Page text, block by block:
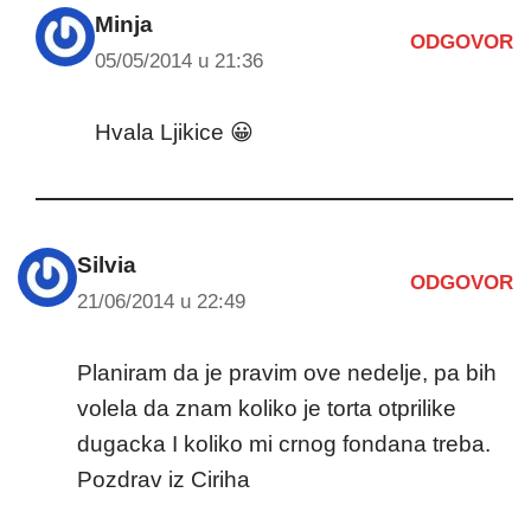
Minja
05/05/2014 u 21:36
ODGOVOR
Hvala Ljikice 😀
Silvia
21/06/2014 u 22:49
ODGOVOR
Planiram da je pravim ove nedelje, pa bih
volela da znam koliko je torta otprilike
dugacka I koliko mi crnog fondana treba.
Pozdrav iz Ciriha